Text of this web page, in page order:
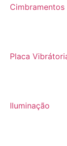
Cimbramentos
Placa
Iluminação